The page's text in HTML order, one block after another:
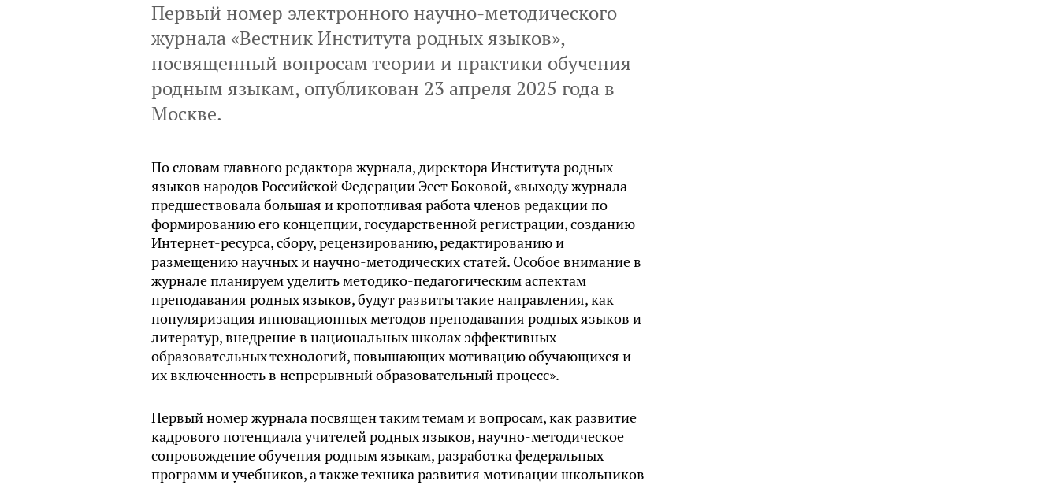
Первый номер электронного научно-методического
журнала «Вестник Института родных языков»,
посвященный вопросам теории и практики обучения
родным языкам, опубликован 23 апреля 2025 года в
Москве.
По словам главного редактора журнала, директора Института родных
языков народов Российской Федерации Эсет Боковой, «выходу журнала
предшествовала большая и кропотливая работа членов редакции по
формированию его концепции, государственной регистрации, созданию
Интернет-ресурса, сбору, рецензированию, редактированию и
размещению научных и научно-методических статей. Особое внимание в
журнале планируем уделить методико-педагогическим аспектам
преподавания родных языков, будут развиты такие направления, как
популяризация инновационных методов преподавания родных языков и
литератур, внедрение в национальных школах эффективных
образовательных технологий, повышающих мотивацию обучающихся и
их включенность в непрерывный образовательный процесс».
Первый номер журнала посвящен таким темам и вопросам, как развитие
кадрового потенциала учителей родных языков, научно-методическое
сопровождение обучения родным языкам, разработка федеральных
программ и учебников, а также техника развития мотивации школьников